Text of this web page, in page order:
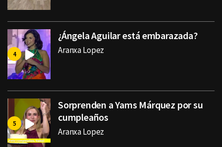
¿Ángela Aguilar está embarazada?
Aranxa Lopez
Sorprenden a Yams Márquez por su
cumpleaños
Aranxa Lopez